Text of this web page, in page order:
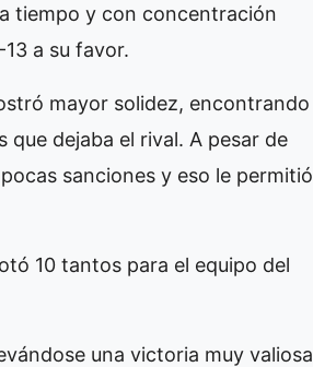
tiempo y con concentración
a su favor.
mayor solidez, encontrando
dejaba el rival. A pesar de
sanciones y eso le permitió
10 tantos para el equipo del
una victoria muy valiosa